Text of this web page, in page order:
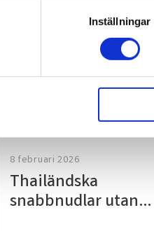
Inställningar
första att lämna ett
8 februari 2026
Thailändska
snabbnudlar utan